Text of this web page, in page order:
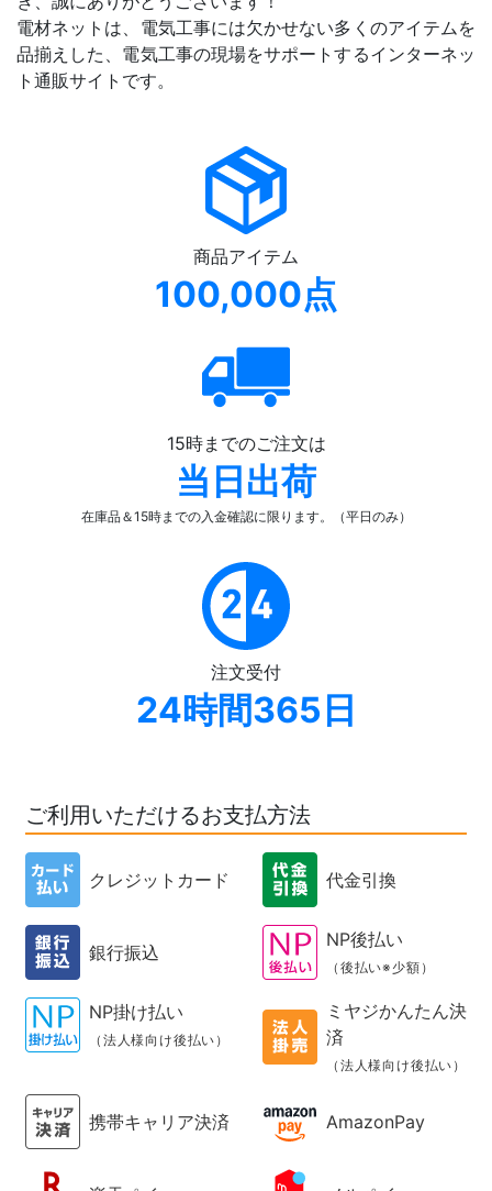
電材ネットは、電気工事には欠かせない多くのアイテムを
品揃えした、電気工事の現場をサポートするインターネッ
ト通販サイトです。
商品アイテム
100,000点
15時までのご注文は
当日出荷
在庫品＆15時までの入金確認に限ります。（平日のみ）
注文受付
24時間365日
ご利用いただけるお支払方法
クレジットカード 代金引換
銀行振込
NP後払い
（後払い※少額）
NP掛け払い
（法人様向け後払い）
ミヤジかんたん決
済
（法人様向け後払い）
携帯キャリア決済 AmazonPay